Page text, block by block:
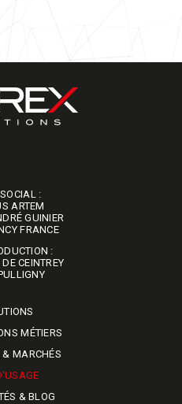
:
ARTEM
GUINIER
FRANCE
:
CEINTREY
MÉTIERS
& MARCHÉS
& BLOG